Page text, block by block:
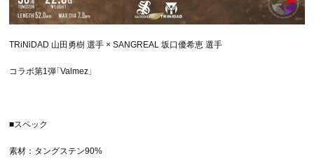
TRiNiDAD 山田勇樹 選手 × SANGREAL 坂口優希恵 選手
コラボ第1弾「Valmez」
■スペック
素材：タングステン90%